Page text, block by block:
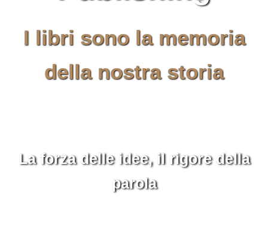
I libri sono la memoria
della nostra storia
La forza delle idee, il rigore della
parola